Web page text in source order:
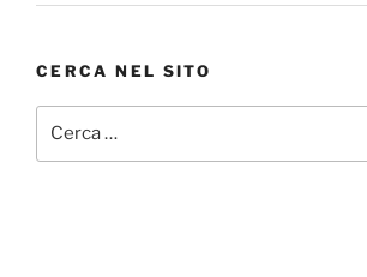
CERCA NEL SITO